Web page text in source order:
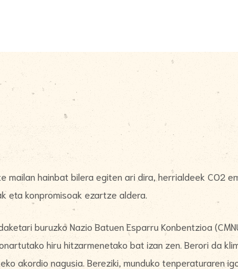
mailan hainbat bilera egiten ari dira, herrialdeek CO2
eta konpromisoak ezartze aldera.
buruzko Nazio Batuen Esparru Konbentzioa
hiru hitzarmenetako bat izan zen. Berori da
akordio nagusia. Bereziki, munduko tenperaturaren